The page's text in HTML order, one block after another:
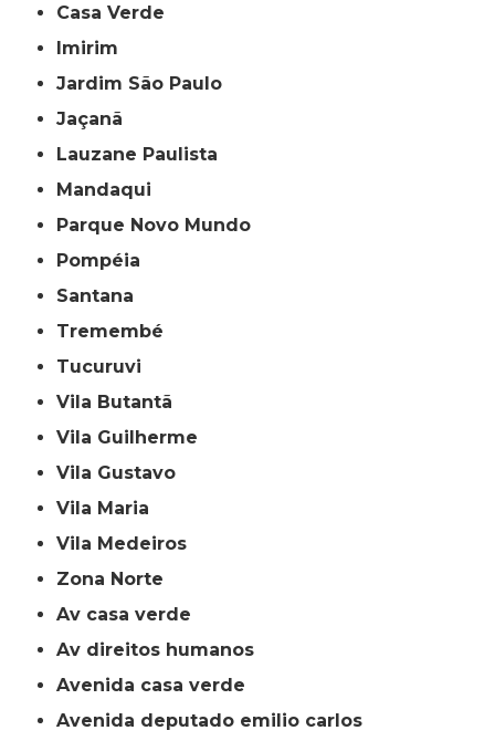
Casa Verde
Imirim
Jardim São Paulo
Jaçanã
Lauzane Paulista
Mandaqui
Parque Novo Mundo
Pompéia
Santana
Tremembé
Tucuruvi
Vila Butantã
Vila Guilherme
Vila Gustavo
Vila Maria
Vila Medeiros
Zona Norte
av casa verde
av direitos humanos
avenida casa verde
avenida deputado emilio carlos